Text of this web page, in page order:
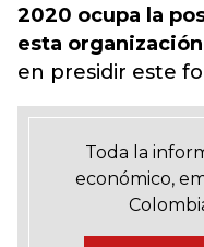
2020 ocupa la
esta organización
en presidir este
Toda la
económico,